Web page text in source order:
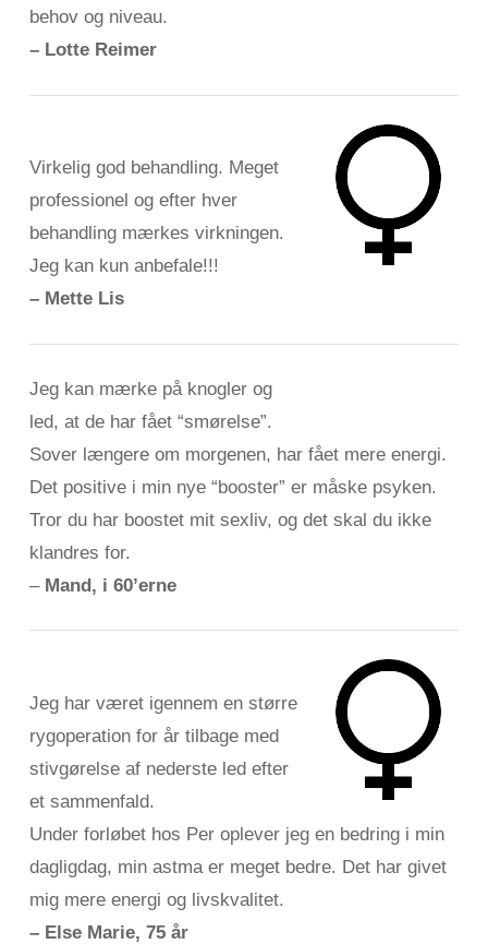
behov og niveau.
– Lotte Reimer
Virkelig god behandling. Meget
professionel og efter hver
behandling mærkes virkningen.
Jeg kan kun anbefale!!!
– Mette Lis
Jeg kan mærke på knogler og
led, at de har fået “smørelse”.
Sover længere om morgenen, har fået mere energi.
Det positive i min nye “booster” er måske psyken.
Tror du har boostet mit sexliv, og det skal du ikke
klandres for.
– Mand, i 60’erne
Jeg har været igennem en større
rygoperation for år tilbage med
stivgørelse af nederste led efter
et sammenfald.
Under forløbet hos Per oplever jeg en bedring i min
dagligdag, min astma er meget bedre. Det har givet
mig mere energi og livskvalitet.
– Else Marie, 75 år